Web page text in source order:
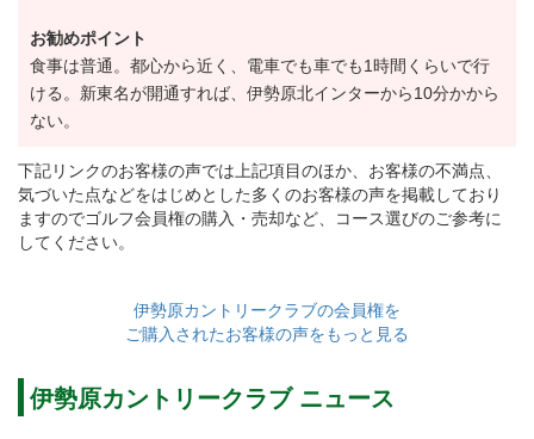
【INコース】全長3,253ヤード
比較的距離が長めに設計されたコース。
先の見えないブラインドホールや豪快な打ち下ろしな
ど、自然地形を巧みに利用したオーソドックスな造
り。
【南コース】全長2,712ヤード。
山岳コースを彷彿とさせる強烈なアップダウン。
スリリングなコースデザインが印象的。
お勧めポイント
食事は普通。都心から近く、電車でも車でも1時間くらいで行
ける。新東名が開通すれば、伊勢原北インターから10分かから
ない。
下記リンクのお客様の声では上記項目のほか、お客様の不満点、
気づいた点などをはじめとした多くのお客様の声を掲載しており
ますのでゴルフ会員権の購入・売却など、コース選びのご参考に
してください。
伊勢原カントリークラブの会員権を
ご購入されたお客様の声をもっと見る
伊勢原カントリークラブ ニュース